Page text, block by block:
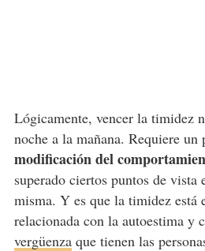
Lógicamente, vencer la timidez
noche a la mañana. Requiere un
modificación del
superado ciertos puntos de vista
misma. Y es que la timidez está
relacionada con la autoestima y
vergüenzaque tienen las